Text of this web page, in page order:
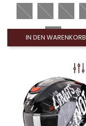
IN DEN WARENKORB